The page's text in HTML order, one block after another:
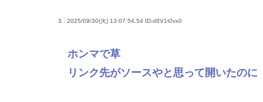
3 : 2025/09/30(火) 13:07:54.54 ID:d8V1t0vx0
ホンマで草
リンク先がソースやと思って開いたのに